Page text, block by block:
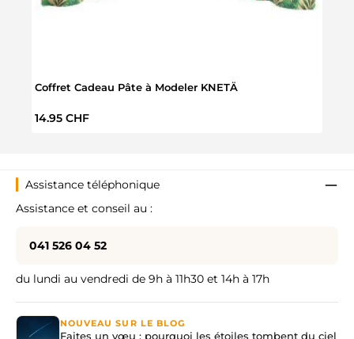
Coffret Cadeau Pâte à Modeler KNETÄ
Prix régulier :
14.95 CHF
Assistance téléphonique
Assistance et conseil au :
041 526 04 52
du lundi au vendredi de 9h à 11h30 et 14h à 17h
NOUVEAU SUR LE BLOG
Faites un vœu : pourquoi les étoiles tombent du ciel